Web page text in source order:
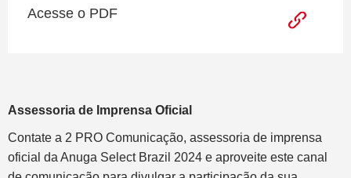
Acesse o PDF
Assessoria de Imprensa Oficial
Contate a 2 PRO Comunicação, assessoria de imprensa
oficial da Anuga Select Brazil 2024 e aproveite este canal